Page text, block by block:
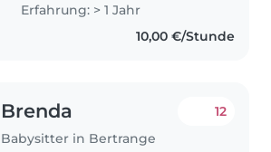
cooking and practicing a lot of
sport. I also have some..
Erfahrung: > 1 Jahr
10,00 €/Stunde
Brenda
Babysitter in Bertrange
12